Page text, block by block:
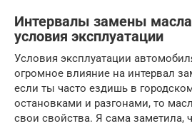
Интервалы замены
условия эксплуатации
Условия эксплуатации
огромное влияние на интервал
если ты часто ездишь в
остановками и разгонами, то
свои свойства. Я сама заметила,